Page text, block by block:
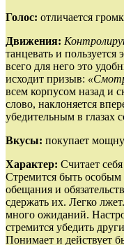
Голос: отличается
Движения:
танцевать и
всего для него это
исходит призыв:
всем корпусом назад и
слово, наклоняется
убедительным в глазах
Вкусы: покупает
Характер: Считает
Стремится быть
обещания и
сдержать их. Легко
много ожиданий.
стремится убедить
Понимает и действует